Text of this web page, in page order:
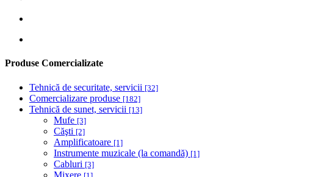
Produse Comercializate
Tehnică de securitate, servicii [32]
Comercializare produse [182]
Tehnică de sunet, servicii [13]
Mufe [3]
Căşti [2]
Amplificatoare [1]
Instrumente muzicale (la comandă) [1]
Cabluri [3]
Mixere